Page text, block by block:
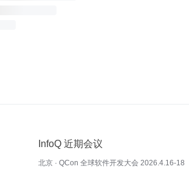
InfoQ 近期会议
北京 · QCon 全球软件开发大会 2026.4.16-18